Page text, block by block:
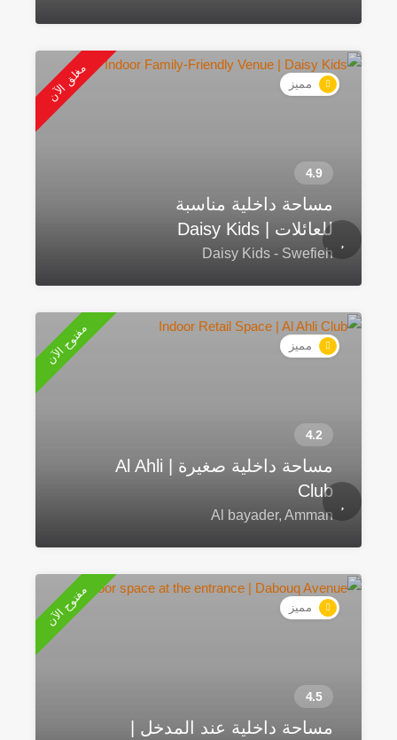
مميز مغلق الآن
مساحة داخلية مناسبة
للعائلات | Daisy Kids
Daisy Kids - Swefieh
مميز مفتوح الآن
مساحة داخلية صغيرة | Al Ahli
Club
Al bayader, Amman
مميز مفتوح الآن
مساحة داخلية عند المدخل |